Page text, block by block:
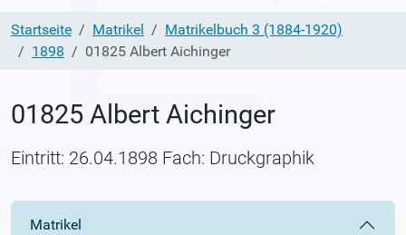
Startseite Matrikel
Matrikelbuch 3 (1884-1920)
1898
01825 Albert Aichinger
01825 Albert Aichinger
Eintritt: 26.04.1898 Fach: Druckgraphik
Matrikel